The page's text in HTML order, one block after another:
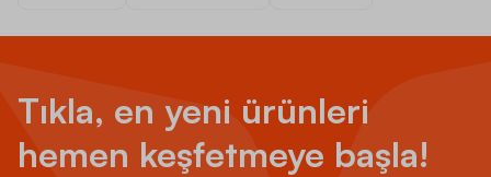
Tıkla, en yeni ürünleri
hemen keşfetmeye başla!